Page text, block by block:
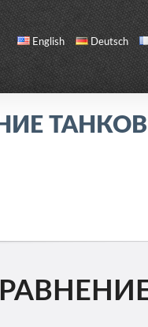
English Deutsch